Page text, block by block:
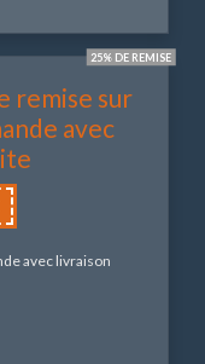
25% DE REMISE
remise sur
avec
avec livraison